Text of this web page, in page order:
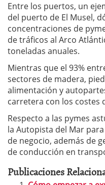
Entre los puertos, un
del puerto de El Musel,
concentraciones de
de tráficos al Arco
toneladas anuales.
Mientras que el 93%
sectores de madera,
alimentación y
carretera con los costes
Respecto a las pymes
la Autopista del Mar
de negocio, además de
de conducción en
Publicaciones